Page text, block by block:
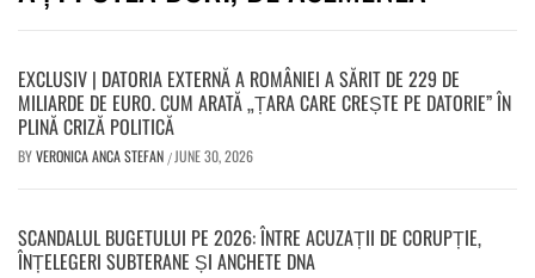
EXCLUSIV | DATORIA EXTERNĂ A ROMÂNIEI A SĂRIT DE 229 DE
MILIARDE DE EURO. CUM ARATĂ „ȚARA CARE CREȘTE PE DATORIE” ÎN
PLINĂ CRIZĂ POLITICĂ
BYVERONICA ANCA STEFAN / JUNE 30, 2026
SCANDALUL BUGETULUI PE 2026: ÎNTRE ACUZAȚII DE CORUPȚIE,
ÎNȚELEGERI SUBTERANE ȘI ANCHETE DNA